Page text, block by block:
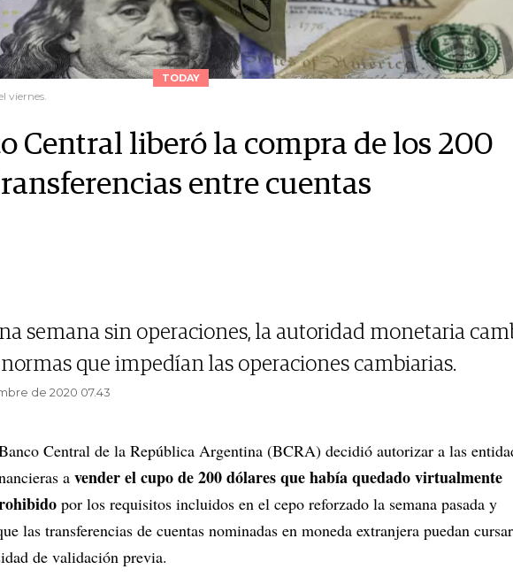
TODAY
viernes.
Central liberó la compra de los 200
entre cuentas
semana sin operaciones, la autoridad monetaria
que impedían las operaciones cambiarias.
de 2020 07.43
Central de la República Argentina (BCRA) decidió autorizar a las
a vender el cupo de 200 dólares que había quedado virtualmente
por los requisitos incluidos en el cepo reforzado la semana pasada y
las transferencias de cuentas nominadas en moneda extranjera puedan
de validación previa.